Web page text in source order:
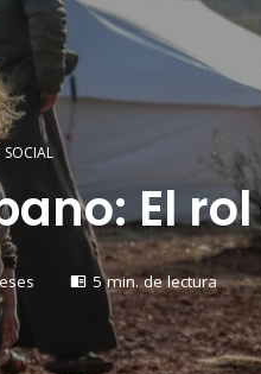
SOCIAL
El rol
5 min. de lectura